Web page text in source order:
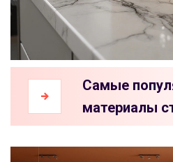
Самые
материалы
кухни 2024